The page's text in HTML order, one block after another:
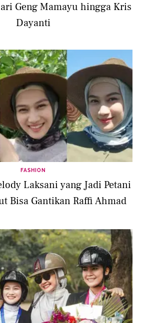
Geng Mamayu hingga Kris
Dayanti
FASHION
Laksani yang Jadi Petani
Bisa Gantikan Raffi Ahmad